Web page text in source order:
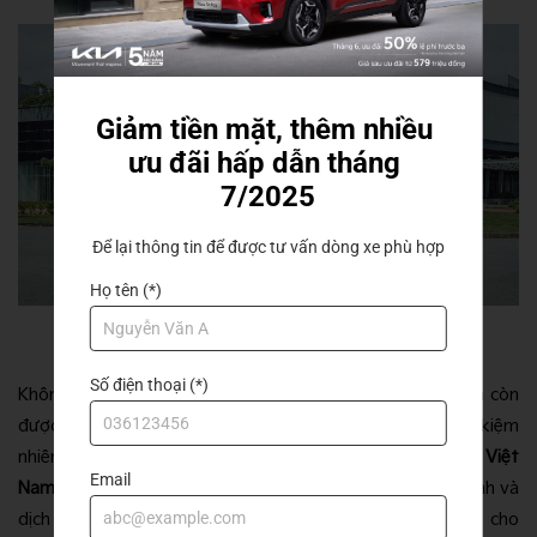
Không chỉ có lợi thế về giá bán hấp dẫn, các mẫu xe Kia còn
được đánh giá cao nhờ khả năng vận hành bền bỉ và tiết kiệm
nhiên liệu. Thêm vào đó,
hệ thống showroom của Kia Việt
Nam rộng khắp toàn quốc cùng các chương trình bảo hành và
dịch vụ hậu mãi chuyên nghiệp, mang đến sự hài lòng cho
Giảm tiền mặt, thêm nhiều
ưu đãi hấp dẫn tháng
7/2025
Để lại thông tin để được tư vấn dòng xe phù hợp
Họ tên (*)
Số điện thoại (*)
Email